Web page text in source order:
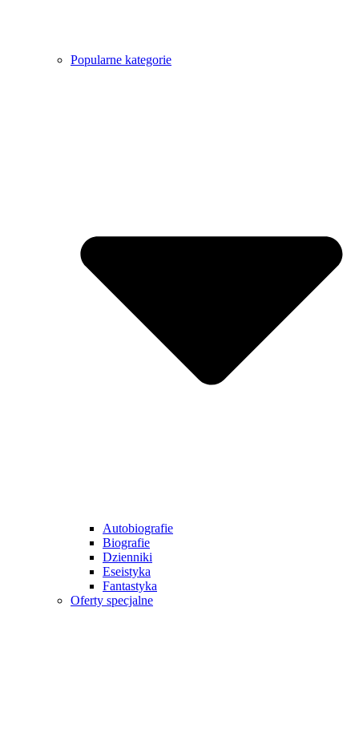
Popularne kategorie
Autobiografie
Biografie
Dzienniki
Eseistyka
Fantastyka
Oferty specjalne